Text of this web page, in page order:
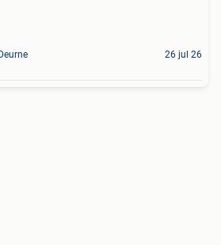
Deurne 26 jul 26